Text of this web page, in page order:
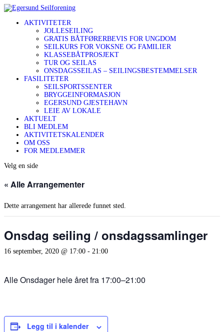
AKTIVITETER
JOLLESEILING
GRATIS BÅTFØRERBEVIS FOR UNGDOM
SEILKURS FOR VOKSNE OG FAMILIER
KLASSEBÅTPROSJEKT
TUR OG SEILAS
ONSDAGSSEILAS – SEILINGSBESTEMMELSER
FASILITETER
SEILSPORTSSENTER
BRYGGEINFORMASJON
EGERSUND GJESTEHAVN
LEIE AV LOKALE
AKTUELT
BLI MEDLEM
AKTIVITETSKALENDER
OM OSS
FOR MEDLEMMER
Velg en side
« Alle Arrangementer
Dette arrangement har allerede funnet sted.
Onsdag seiling / onsdagssamlinger
16 september, 2020 @ 17:00 - 21:00
Alle Onsdager hele året fra 17:00–21:00
Legg til i kalender